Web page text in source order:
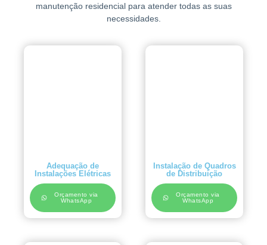
manutenção residencial para atender todas as suas
necessidades.
Adequação de
Instalações Elétricas
Orçamento via
WhatsApp
Instalação de Quadros
de Distribuição
Orçamento via
WhatsApp